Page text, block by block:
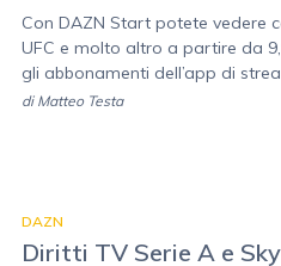
Con DAZN Start potete vedere
UFC e molto altro a partire da
gli abbonamenti dell’app di
di Matteo Testa
DAZN
Diritti TV Serie A e